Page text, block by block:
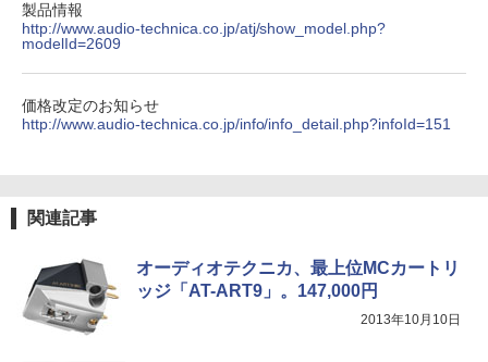
製品情報
http://www.audio-technica.co.jp/atj/show_model.php?
modelId=2609
価格改定のお知らせ
http://www.audio-technica.co.jp/info/info_detail.php?infoId=151
関連記事
オーディオテクニカ、最上位MCカートリ
ッジ「AT-ART9」。147,000円
2013年10月10日